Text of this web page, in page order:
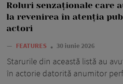
Roluri senzaționale care
la revenirea în atenția
actori
— FEATURES 30 iunie 2026
Starurile din această listă au
în actorie datorită anumitor